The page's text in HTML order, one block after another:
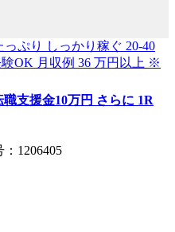
支援金10万円 さらに 1R
1206405